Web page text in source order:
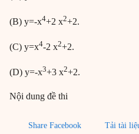
(B) y=-x4+2 x2+2.
(C) y=x4-2 x2+2.
(D) y=-x3+3 x2+2.
Nội dung đề thi
Share Facebook Tải tài